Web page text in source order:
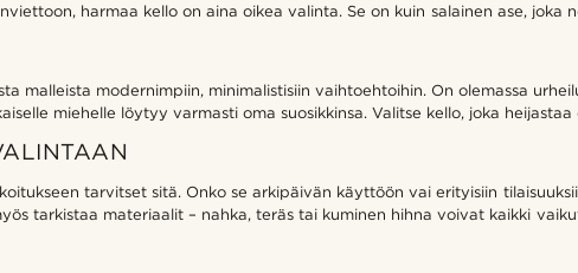
harmaa kello on aina oikea valinta. Se on kuin salainen ase, joka
malleista modernimpiin, minimalistisiin vaihtoehtoihin. On olemassa
miehelle löytyy varmasti oma suosikkinsa. Valitse kello, joka
tarvitset sitä. Onko se arkipäivän käyttöön vai erityisiin
tarkistaa materiaalit – nahka, teräs tai kuminen hihna voivat kaikki